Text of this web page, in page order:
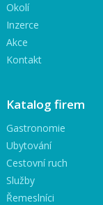
Okolí
Inzerce
Akce
Kontakt
Katalog firem
Gastronomie
Ubytování
Cestovní ruch
Služby
Řemeslníci